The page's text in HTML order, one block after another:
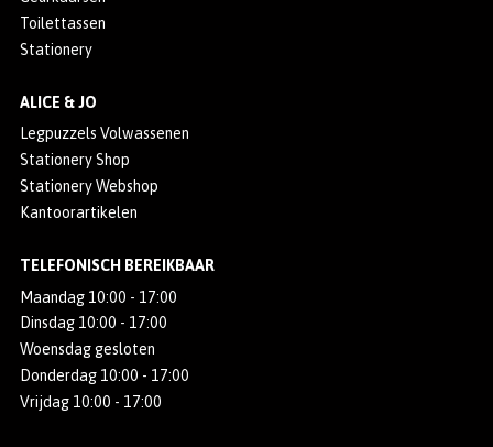
Toilettassen
Stationery
ALICE & JO
Legpuzzels Volwassenen
Stationery Shop
Stationery Webshop
Kantoorartikelen
TELEFONISCH BEREIKBAAR
Maandag 10:00 - 17:00
Dinsdag 10:00 - 17:00
Woensdag gesloten
Donderdag 10:00 - 17:00
Vrijdag 10:00 - 17:00